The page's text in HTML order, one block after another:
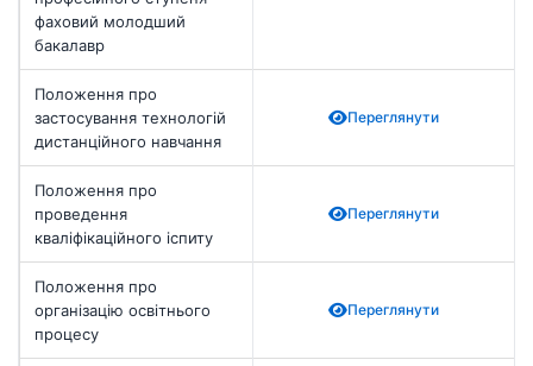
фаховий молодший
бакалавр
Положення про
застосування технологій
дистанційного навчання
Переглянути
Положення про
проведення
кваліфікаційного іспиту
Переглянути
Положення про
організацію освітнього
процесу
Переглянути